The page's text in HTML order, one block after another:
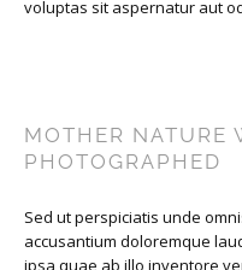
voluptas sit aspernatur aut
MOTHER NATURE
PHOTOGRAPHED
Sed ut perspiciatis unde
accusantium doloremque
ipsa quae ab illo inventore